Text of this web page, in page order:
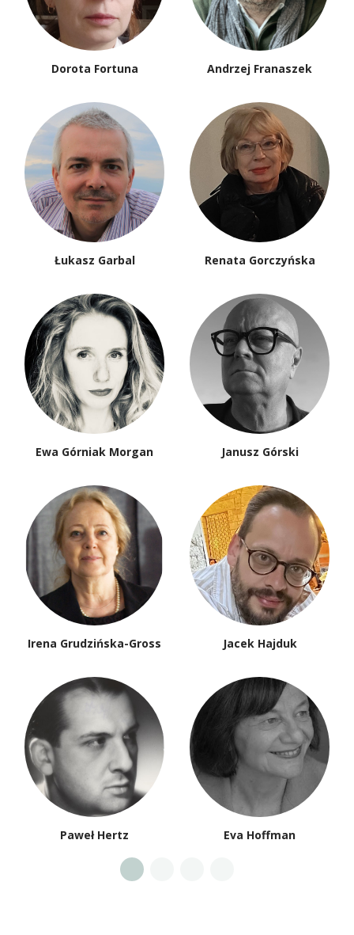
Dorota Fortuna Andrzej Franaszek
Łukasz Garbal Renata Gorczyńska
Ewa Górniak Morgan Janusz Górski
Irena Grudzińska-Gross Jacek Hajduk
Paweł Hertz Eva Hoffman